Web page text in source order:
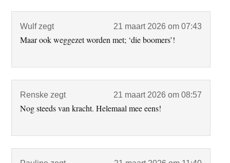
Wulf zegt 21 maart 2026 om 07:43
Maar ook weggezet worden met; ‘die boomers’!
Renske zegt 21 maart 2026 om 08:57
Nog steeds van kracht. Helemaal mee eens!